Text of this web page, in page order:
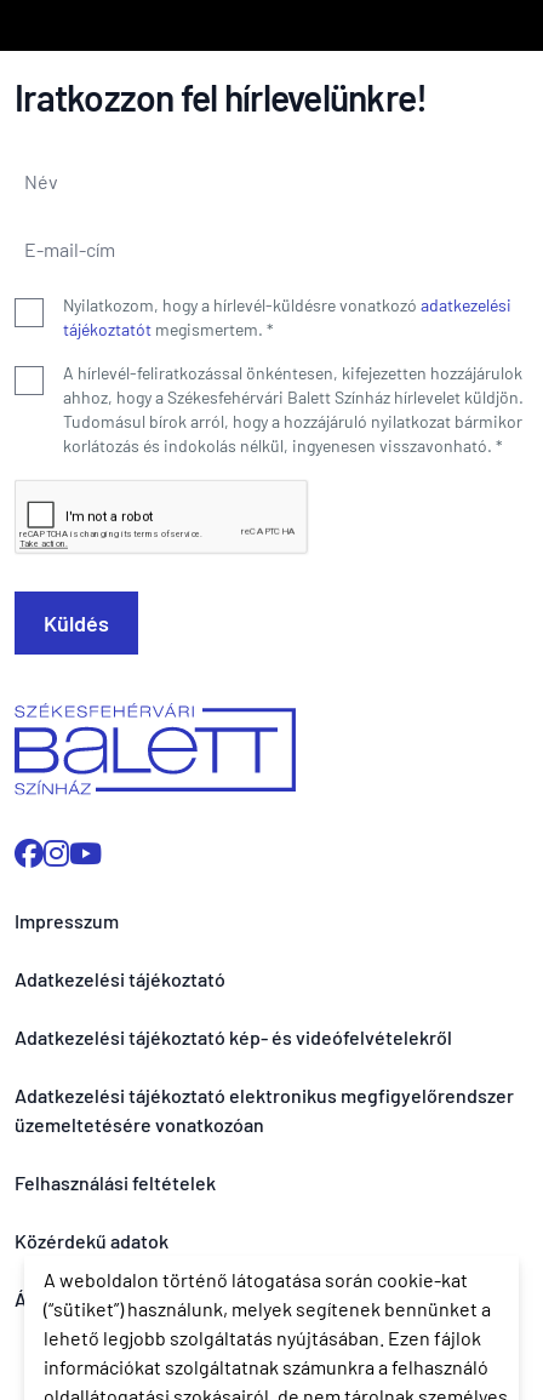
Impresszum
Adatkezelési tájékoztató
Adatkezelési tájékoztató kép- és videófelvételekről
Adatkezelési tájékoztató elektronikus megfigyelőrendszer
üzemeltetésére vonatkozóan
Felhasználási feltételek
Közérdekű adatok
Általános nyereményjáték szabályzat
Iratkozzon fel hírlevelünkre!
Név
E-mail-cím
Nyilatkozom, hogy a hírlevél-küldésre vonatkozó adatkezelési
tájékoztatót megismertem. *
A hírlevél-feliratkozással önkéntesen, kifejezetten hozzájárulok
ahhoz, hogy a Székesfehérvári Balett Színház hírlevelet küldjön.
Tudomásul bírok arról, hogy a hozzájáruló nyilatkozat bármikor
korlátozás és indokolás nélkül, ingyenesen visszavonható. *
Küldés
A weboldalon történő látogatása során cookie-kat
(“sütiket”) használunk, melyek segítenek bennünket a
lehető legjobb szolgáltatás nyújtásában. Ezen fájlok
információkat szolgáltatnak számunkra a felhasználó